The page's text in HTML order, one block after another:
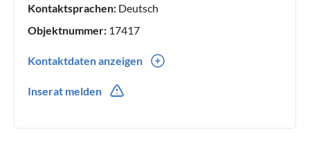
Kontaktsprachen: Deutsch
Objektnummer: 17417
Kontaktdaten anzeigen
Inserat melden